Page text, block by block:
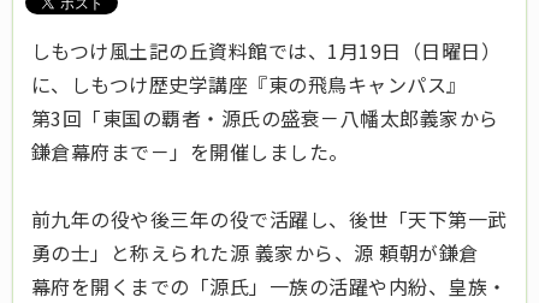
しもつけ風土記の丘資料館では、1月19日（日曜日）
に、しもつけ歴史学講座『東の飛鳥キャンパス』
第3回「東国の覇者・源氏の盛衰－八幡太郎義家から
鎌倉幕府まで－」を開催しました。
前九年の役や後三年の役で活躍し、後世「天下第一武
勇の士」と称えられた源 義家から、源 頼朝が鎌倉
幕府を開くまでの「源氏」一族の活躍や内紛、皇族・